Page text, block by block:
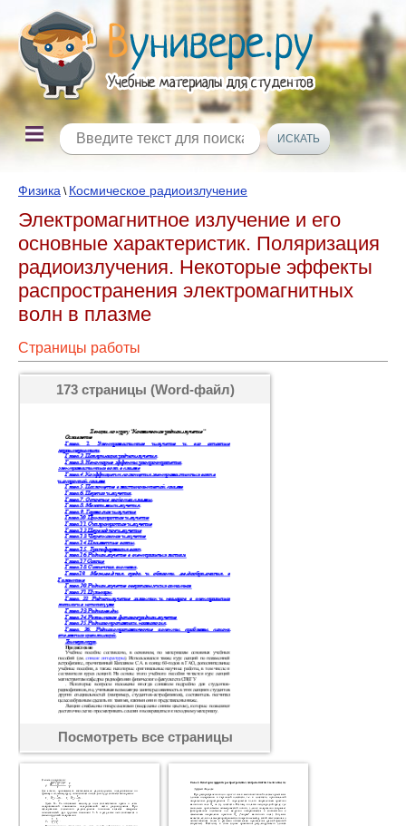
Физика \ Космическое радиоизлучение
Электромагнитное излучение и его
основные характеристик. Поляризация
радиоизлучения. Некоторые эффекты
распространения электромагнитных
волн в плазме
Страницы работы
173 страницы (Word-файл)
Посмотреть все страницы